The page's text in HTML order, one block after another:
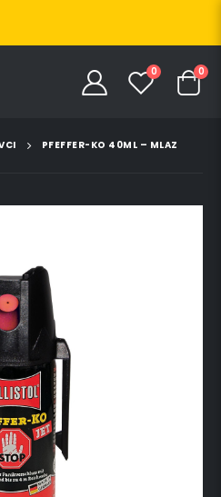
0 0
PFEFFER-KO 40ML – MLAZ